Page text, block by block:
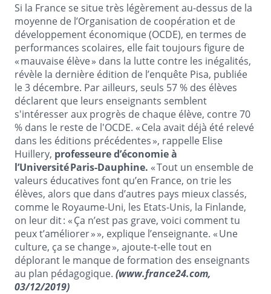
Si la France se situe très légèrement au-dessus de la
moyenne de l’Organisation de coopération et de
développement économique (OCDE), en termes de
performances scolaires, elle fait toujours figure de
« mauvaise élève » dans la lutte contre les inégalités,
révèle la dernière édition de l’enquête Pisa, publiée
le 3 décembre. Par ailleurs, seuls 57 % des élèves
déclarent que leurs enseignants semblent
s'intéresser aux progrès de chaque élève, contre 70
% dans le reste de l'OCDE. « Cela avait déjà été relevé
dans les éditions précédentes », rappelle Elise
Huillery, professeure d’économie à
l’Université Paris-Dauphine. « Tout un ensemble de
valeurs éducatives font qu’en France, on trie les
élèves, alors que dans d’autres pays mieux classés,
comme le Royaume-Uni, les Etats-Unis, la Finlande,
on leur dit : « Ça n’est pas grave, voici comment tu
peux t’améliorer » », explique l’enseignante. « Une
culture, ça se change », ajoute-t-elle tout en
déplorant le manque de formation des enseignants
au plan pédagogique. (www.france24.com,
03/12/2019)